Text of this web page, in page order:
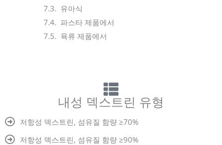
유아식
파스타 제품에서
육류 제품에서
내성 덱스트린 유형
저항성 덱스트린, 섬유질 함량 ≥70%
저항성 덱스트린, 섬유질 함량 ≥90%